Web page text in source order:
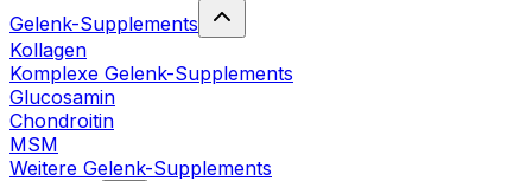
Gelenk-Supplements
Kollagen
Komplexe Gelenk-Supplements
Glucosamin
Chondroitin
MSM
Weitere Gelenk-Supplements